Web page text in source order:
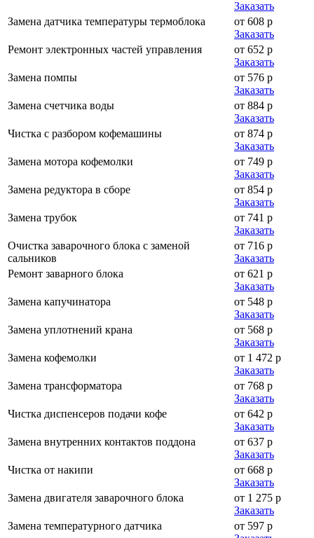
Заказать
Замена датчика температуры термоблока
от 608 р
Заказать
Ремонт электронных частей управления
от 652 р
Заказать
Замена помпы
от 576 р
Заказать
Замена счетчика воды
от 884 р
Заказать
Чистка с разбором кофемашины
от 874 р
Заказать
Замена мотора кофемолки
от 749 р
Заказать
Замена редуктора в сборе
от 854 р
Заказать
Замена трубок
от 741 р
Заказать
Очистка заварочного блока с заменой
сальников
от 716 р
Заказать
Ремонт заварного блока
от 621 р
Заказать
Замена капучинатора
от 548 р
Заказать
Замена уплотнений крана
от 568 р
Заказать
Замена кофемолки
от 1 472 р
Заказать
Замена трансформатора
от 768 р
Заказать
Чистка диспенсеров подачи кофе
от 642 р
Заказать
Замена внутренних контактов поддона
от 637 р
Заказать
Чистка от накипи
от 668 р
Заказать
Замена двигателя заварочного блока
от 1 275 р
Заказать
Замена температурного датчика
от 597 р